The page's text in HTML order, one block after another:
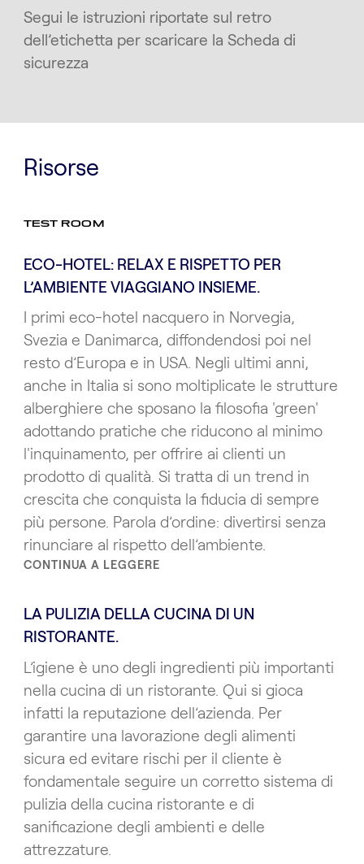
Segui le istruzioni riportate sul retro
dell’etichetta per scaricare la Scheda di
sicurezza
Risorse
TEST ROOM
ECO-HOTEL: RELAX E RISPETTO PER
L’AMBIENTE VIAGGIANO INSIEME.
I primi eco-hotel nacquero in Norvegia,
Svezia e Danimarca, diffondendosi poi nel
resto d’Europa e in USA. Negli ultimi anni,
anche in Italia si sono moltiplicate le strutture
alberghiere che sposano la filosofia 'green'
adottando pratiche che riducono al minimo
l'inquinamento, per offrire ai clienti un
prodotto di qualità. Si tratta di un trend in
crescita che conquista la fiducia di sempre
più persone. Parola d’ordine: divertirsi senza
rinunciare al rispetto dell’ambiente.
CONTINUA A LEGGERE
LA PULIZIA DELLA CUCINA DI UN
RISTORANTE.
L’igiene è uno degli ingredienti più importanti
nella cucina di un ristorante. Qui si gioca
infatti la reputazione dell’azienda. Per
garantire una lavorazione degli alimenti
sicura ed evitare rischi per il cliente è
fondamentale seguire un corretto sistema di
pulizia della cucina ristorante e di
sanificazione degli ambienti e delle
attrezzature.